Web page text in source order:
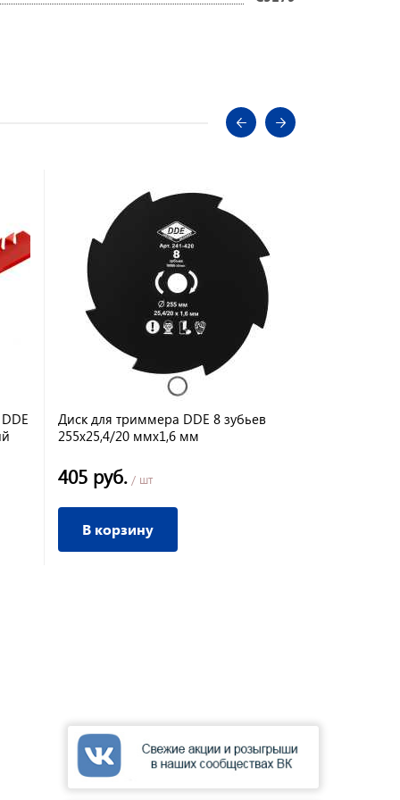
Диск для триммера DDE 8 зубьев
255х25,4/20 ммх1,6 мм
405 руб. / шт
В корзину